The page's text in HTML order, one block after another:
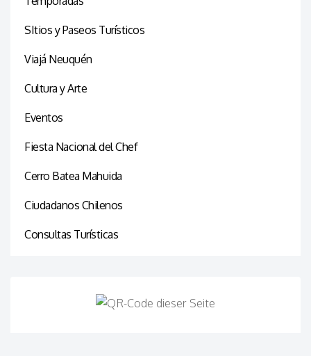
SItios y Paseos Turísticos
Viajá Neuquén
Cultura y Arte
Eventos
Fiesta Nacional del Chef
Cerro Batea Mahuida
Ciudadanos Chilenos
Consultas Turísticas